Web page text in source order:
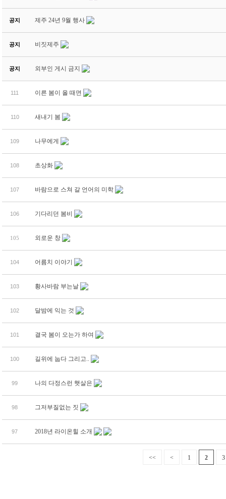
공지 제주 24년 9월 행사
공지 비짓제주
공지 외부인 게시 금지
111 이른 봄이 올 때면
110 새내기 봄
109 나무에게
108 초상화
107 바람으로 스쳐 갈 언어의 미학
106 기다리던 봄비
105 외로운 창
104 어름치 이야기
103 황사바람 부는날
102 달밤에 익는 것
101 결국 봄이 오는가 하여
100 길위에 눕다 그리고..
99 나의 다정스런 햇살은
98 그저부질없는 짓
97 2018년 라이온힐 소개
<< < 1 2 3